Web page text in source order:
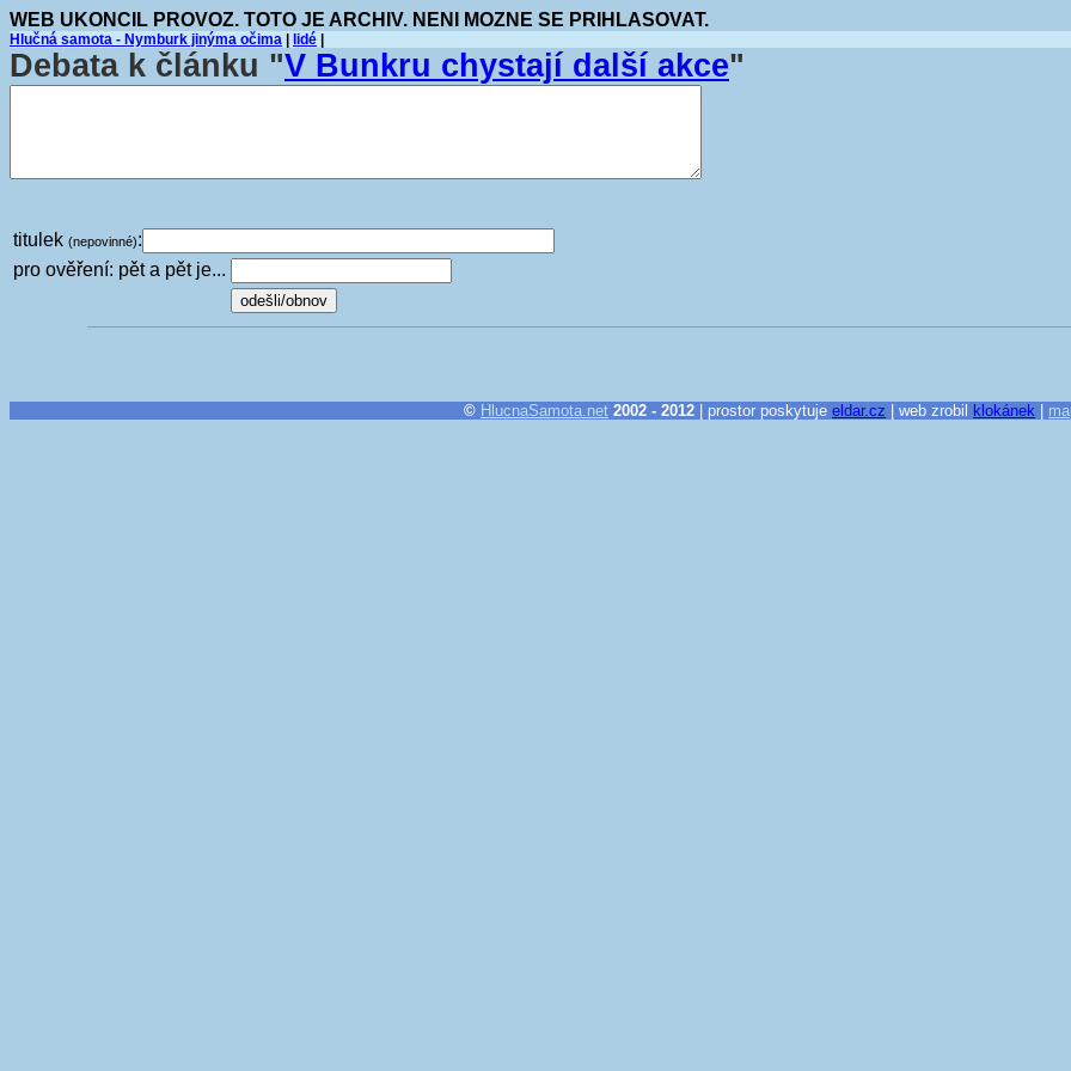
WEB UKONCIL PROVOZ. TOTO JE ARCHIV. NENI MOZNE SE PRIHLASOVAT.
Hlučná samota - Nymburk jinýma očima lidé
Debata k článku "V Bunkru chystají další akce"
titulek (nepovinné):
pro ověření: pět a pět je...
© HlucnaSamota.net 2002 - 2012 | prostor poskytuje eldar.cz | web zrobil klokánek